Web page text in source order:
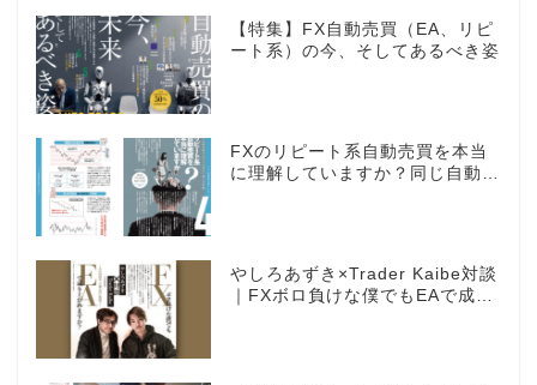
【特集】FX自動売買（EA、リピ
ート系）の今、そしてあるべき姿
FXのリピート系自動売買を本当
に理解していますか？同じ自動売
やしろあずき×Trader Kaibe対談
｜FXボロ負けな僕でもEAで成り